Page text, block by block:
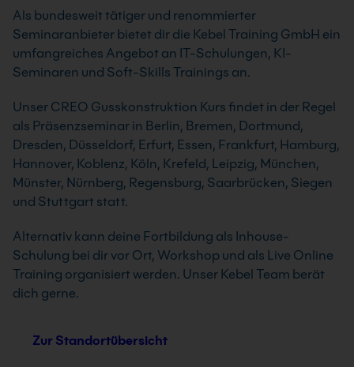
Als bundesweit tätiger und renommierter
Seminaranbieter bietet dir die Kebel Training GmbH ein
umfangreiches Angebot an IT-Schulungen, KI-
Seminaren und Soft-Skills Trainings an.
Unser CREO Gusskonstruktion Kurs findet in der Regel
als Präsenzseminar in Berlin, Bremen, Dortmund,
Dresden, Düsseldorf, Erfurt, Essen, Frankfurt, Hamburg,
Hannover, Koblenz, Köln, Krefeld, Leipzig, München,
Münster, Nürnberg, Regensburg, Saarbrücken, Siegen
und Stuttgart statt.
Alternativ kann deine Fortbildung als Inhouse-
Schulung bei dir vor Ort, Workshop und als Live Online
Training organisiert werden. Unser Kebel Team berät
dich gerne.
Zur Standortübersicht